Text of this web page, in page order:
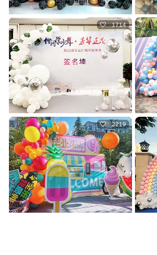
1714
2219